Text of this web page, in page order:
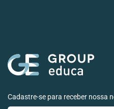
Cadastre-se para receber nossa